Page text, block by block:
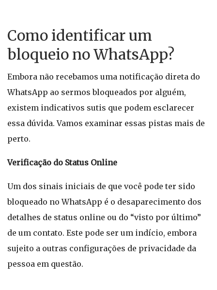
Como identificar um
bloqueio no WhatsApp?
Embora não recebamos uma notificação direta do
WhatsApp ao sermos bloqueados por alguém,
existem indicativos sutis que podem esclarecer
essa dúvida. Vamos examinar essas pistas mais de
perto.
Verificação do Status Online
Um dos sinais iniciais de que você pode ter sido
bloqueado no WhatsApp é o desaparecimento dos
detalhes de status online ou do “visto por último”
de um contato. Este pode ser um indício, embora
sujeito a outras configurações de privacidade da
pessoa em questão.